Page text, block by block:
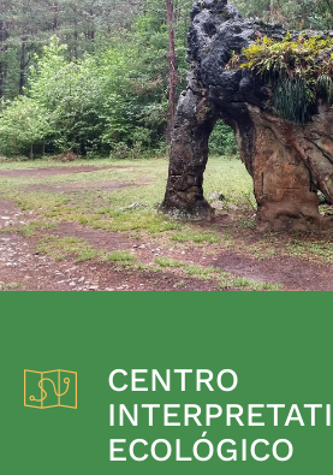
CENTRO
ECOLÓGICO